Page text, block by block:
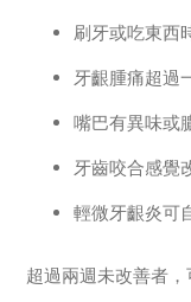
刷牙或吃東西
牙齦腫痛超過
嘴巴有異味或
牙齒咬合感覺
輕微牙齦炎可
超過兩週未改善者